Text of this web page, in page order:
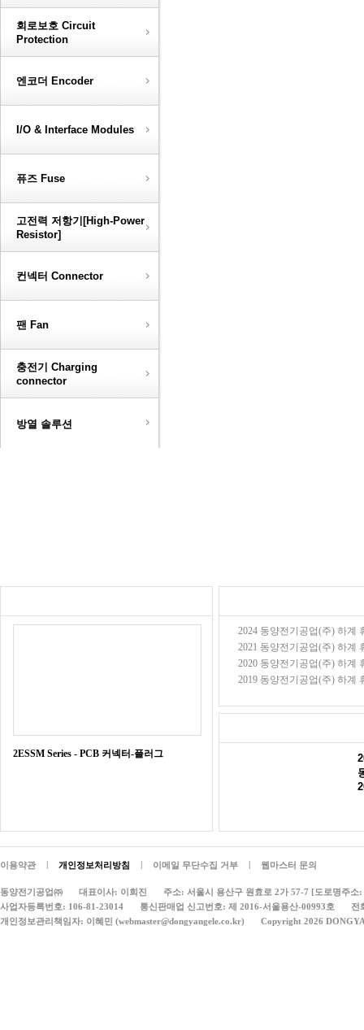
회로보호 Circuit
Protection
엔코더 Encoder
I/O & Interface Modules
퓨즈 Fuse
고전력 저항기[High-Power
Resistor]
컨넥터 Connector
팬 Fan
충전기 Charging
connector
방열 솔루션
2ESSM Series - PCB 커넥터-플러그
2024 동양전기공업(주) 하계
2021 동양전기공업(주) 하계
2020 동양전기공업(주) 하계
2019 동양전기공업(주) 하계
이용약관 개인정보처리방침 이메일 무단수집 거부 웹마스터 문의
동양전기공업㈜ 대표이사: 이희진
주소: 서울시 용산구 원효로 2가 57-7 [도로명주
사업자등록번호: 106-81-23014
통신판매업 신고번호: 제 2016-서울용산-00993호
전
개인정보관리책임자: 이혜민 (webmaster@dongyangele.co.kr)
Copyright 2026